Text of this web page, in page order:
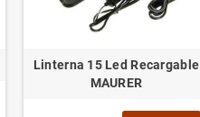
Linterna 15 Led Recargable
MAURER